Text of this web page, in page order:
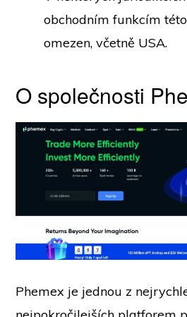
obchodním funkcím
omezen, včetně USA.
O společnosti
Phemex je jednou z